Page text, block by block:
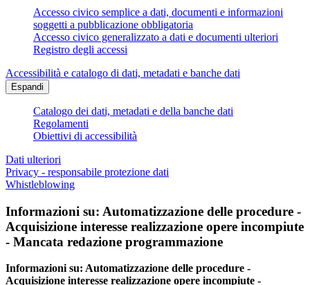
Accesso civico semplice a dati, documenti e informazioni
soggetti a pubblicazione obbligatoria
Accesso civico generalizzato a dati e documenti ulteriori
Registro degli accessi
Accessibilità e catalogo di dati, metadati e banche dati
Espandi
Catalogo dei dati, metadati e della banche dati
Regolamenti
Obiettivi di accessibilità
Dati ulteriori
Privacy - responsabile protezione dati
Whistleblowing
Informazioni su: Automatizzazione delle procedure -
Acquisizione interesse realizzazione opere incompiute
- Mancata redazione programmazione
Informazioni su: Automatizzazione delle procedure -
Acquisizione interesse realizzazione opere incompiute -